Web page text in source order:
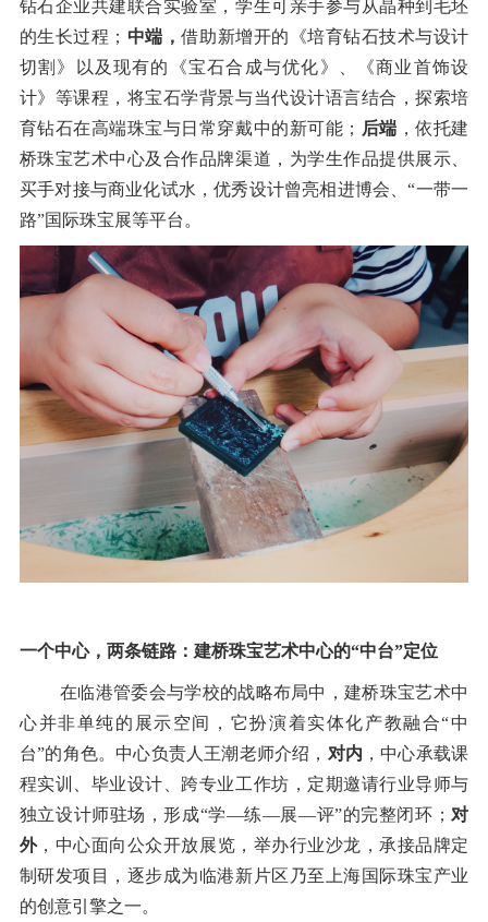
钻石企业共建联合实验室，学生可亲手参与从晶种到毛坯
的生长过程； 中端，借助新增开的《培育钻石技术与设计
切割》以及现有的《宝石合成与优化》、《商业首饰设
计》等课程，将宝石学背景与当代设计语言结合，探索培
育钻石在高端珠宝与日常穿戴中的新可能； 后端 ，依托建
桥珠宝艺术中心及合作品牌渠道，为学生作品提供展示、
买手对接与商业化试水，优秀设计曾亮相进博会、“一带一
路”国际珠宝展等平台。
一个中心，两条链路：建桥珠宝艺术中心的“中台”定位
在临港管委会与学校的战略布局中，建桥珠宝艺术中
心并非单纯的展示空间，它扮演着实体化产教融合“中
台”的角色。中心负责人王潮老师介绍， 对内 ，中心承载课
程实训、毕业设计、跨专业工作坊，定期邀请行业导师与
独立设计师驻场，形成“学—练—展—评”的完整闭环； 对
外，中心面向公众开放展览，举办行业沙龙，承接品牌定
制研发项目，逐步成为临港新片区乃至上海国际珠宝产业
的创意引擎之一。